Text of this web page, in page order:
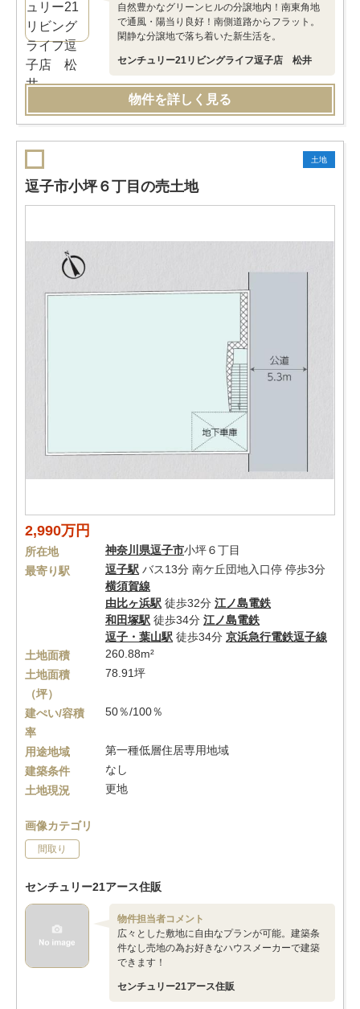
自然豊かなグリーンヒルの分譲地内！南東角地
で通風・陽当り良好！南側道路からフラット。
閑静な分譲地で落ち着いた新生活を。
センチュリー21リビングライフ逗子店 松井
物件を詳しく見る
土地
逗子市小坪６丁目の売土地
2,990万円
所在地 神奈川県逗子市小坪６丁目
最寄り駅
逗子駅 バス13分 南ケ丘団地入口停 停歩3分
横須賀線
由比ヶ浜駅 徒歩32分 江ノ島電鉄
和田塚駅 徒歩34分 江ノ島電鉄
逗子・葉山駅 徒歩34分 京浜急行電鉄逗子線
土地面積
260.88m²
土地面積
（坪）
78.91坪
建ぺい/容積
率
50％/100％
用途地域
第一種低層住居専用地域
建築条件
なし
土地現況
更地
画像カテゴリ
間取り
センチュリー21アース住販
物件担当者コメント
広々とした敷地に自由なプランが可能。建築条
件なし売地の為お好きなハウスメーカーで建築
できます！
センチュリー21アース住販